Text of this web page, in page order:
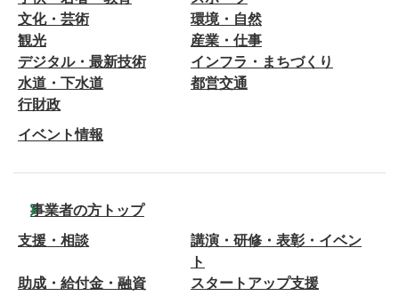
文化・芸術
環境・自然
観光
産業・仕事
デジタル・最新技術
インフラ・まちづくり
水道・下水道
都営交通
行財政
イベント情報
事業者の方トップ
支援・相談
講演・研修・表彰・イベン
ト
助成・給付金・融資
スタートアップ支援